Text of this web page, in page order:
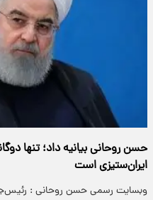
حسن روحانی بیانیه داد؛ تنها
ایران‌ستیزی است
وبسایت رسمی حسن روحانی :